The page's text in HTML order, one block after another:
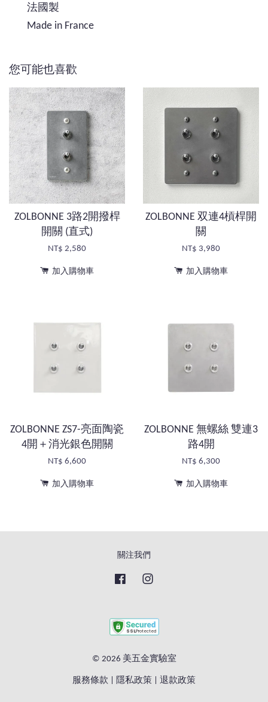
法國製
Made in France
您可能也喜歡
ZOLBONNE 3路2開撥桿
開關 (直式)
NT$ 2,580
加入購物車
ZOLBONNE 双連4槓桿開
關
NT$ 3,980
加入購物車
ZOLBONNE ZS7-亮面陶瓷
4開＋消光銀色開關
NT$ 6,600
加入購物車
ZOLBONNE 無螺絲 雙連3
路4開
NT$ 6,300
加入購物車
關注我們
Facebook
© 2026 美五金實驗室
服務條款 隱私政策 退款政策